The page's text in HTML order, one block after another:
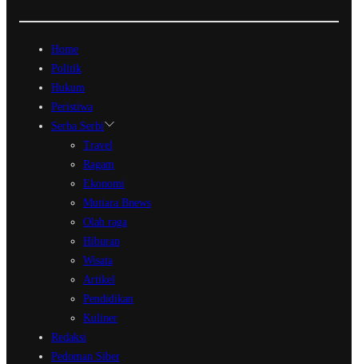
Home
Politik
Hukum
Peristiwa
Serba Serbi
Travel
Ragam
Ekonomi
Mutiara Bnews
Olah raga
Hiburan
Wisata
Artikel
Pendidikan
Kuliner
Redaksi
Pedoman Siber